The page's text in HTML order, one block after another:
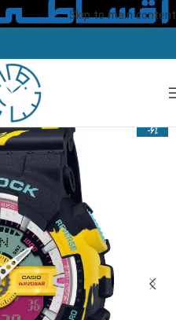
Skip to main content
-6%